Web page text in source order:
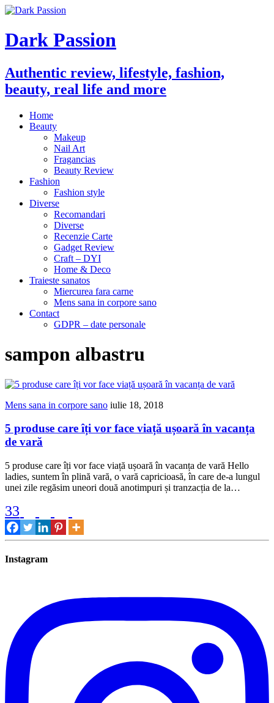
Dark Passion
Authentic review, lifestyle, fashion,
beauty, real life and more
Home
Beauty
Makeup
Nail Art
Fragancias
Beauty Review
Fashion
Fashion style
Diverse
Recomandari
Diverse
Recenzie Carte
Gadget Review
Craft – DYI
Home & Deco
Traieste sanatos
Miercurea fara carne
Mens sana in corpore sano
Contact
GDPR – date personale
sampon albastru
Mens sana in corpore sano iulie 18, 2018
5 produse care îți vor face viață ușoară în vacanța
de vară
5 produse care îți vor face viață ușoară în vacanța de vară Hello
ladies, suntem în plină vară, o vară capricioasă, în care de-a lungul
unei zile regăsim uneori două anotimpuri și tranzacția de la…
33
Instagram